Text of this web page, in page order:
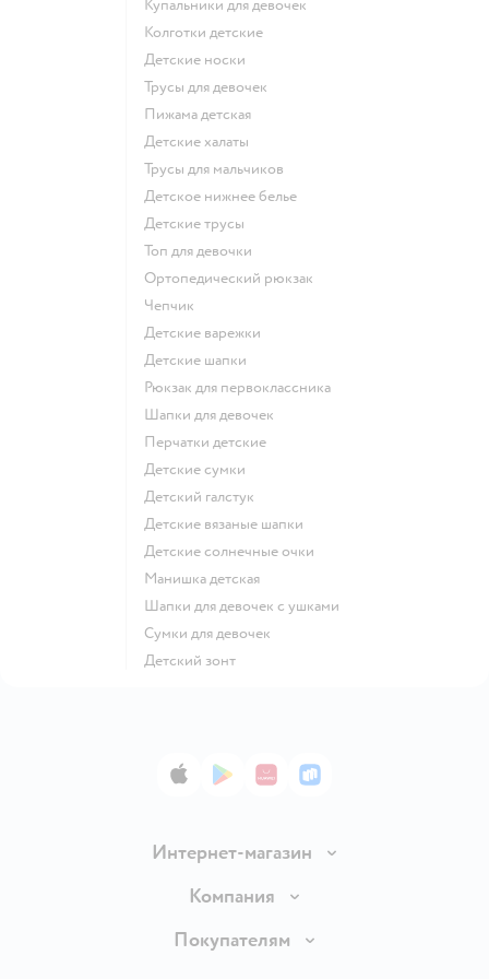
Купальники для девочек
Колготки детские
Детские носки
Трусы для девочек
Пижама детская
Детские халаты
Трусы для мальчиков
Детское нижнее белье
Детские трусы
Топ для девочки
Ортопедический рюкзак
Чепчик
Детские варежки
Детские шапки
Рюкзак для первоклассника
Шапки для девочек
Перчатки детские
Детские сумки
Детский галстук
Детские вязаные шапки
Детские солнечные очки
Манишка детская
Шапки для девочек с ушками
Сумки для девочек
Детский зонт
App StoreGoogle Play
AppGallery
RuStore
Интернет-магазин
Доставка и оплата
Правила продажи
Компания
Вакансии
Покупателям